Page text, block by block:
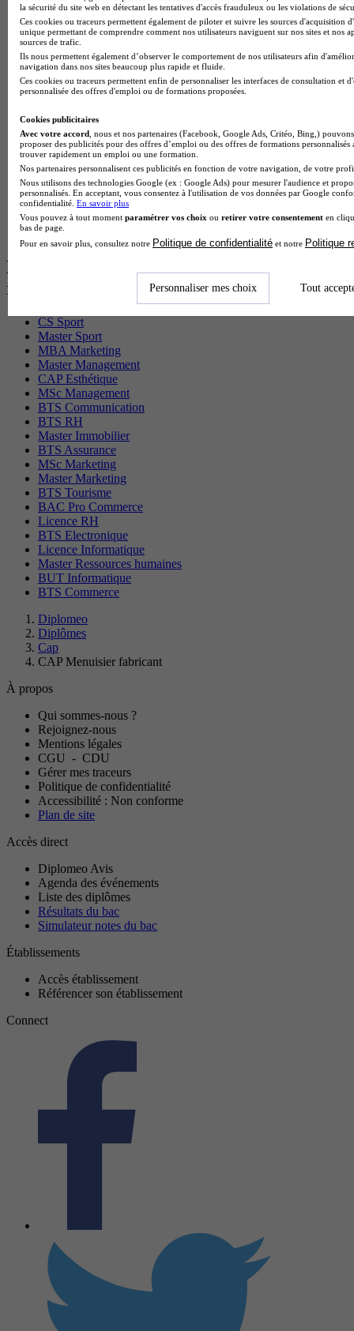
BTS Pi en alternance
BTS Sp3s en alternance
Master CCA en alternance
BTS Ndrc en alternance
BTS Sam en alternance
Cap Fleuriste en alternance
BTS Sio en alternance
BTS Gpme en alternance
Cap Electricien en alternance
BTS Gpn en alternance
BTS Domotique en alternance
BAC Pro Agora en alternance
BTS Sta en alternance
BTS Iris en alternance
BTS Tpl en alternance
BTS Ati en alternance
Les diplômes par filière les plus
recherchés
CS Sport
Master Sport
MBA Marketing
Master Management
CAP Esthétique
MSc Management
BTS Communication
BTS RH
Master Immobilier
BTS Assurance
MSc Marketing
Master Marketing
BTS Tourisme
BAC Pro Commerce
Licence RH
BTS Electronique
Licence Informatique
Master Ressources humaines
BUT Informatique
BTS Commerce
Diplomeo
Diplômes
Cap
CAP Menuisier fabricant
À propos
Qui sommes-nous ?
Rejoignez-nous
Mentions légales
CGU - CDU
Gérer mes traceurs
Politique de confidentialité
Accessibilité : Non conforme
Plan de site
Accès direct
Diplomeo Avis
Agenda des événements
Liste des diplômes
Résultats du bac
Simulateur notes du bac
Établissements
Accès établissement
Référencer son établissement
Connect
la sécurité du site web en détectant les tentatives d'accès frauduleux ou les violations de
Ces cookies ou traceurs permettent également de piloter et suivre les sources d'acquisition
unique permettant de comprendre comment nos utilisateurs naviguent sur nos sites et nos
sources de trafic.
Ils nous permettent également d’observer le comportement de nos utilisateurs afin
navigation dans nos sites beaucoup plus rapide et fluide.
Ces cookies ou traceurs permettent enfin de personnaliser les interfaces de consultation et
personnalisée des offres d'emploi ou de formations proposées.
Cookies publicitaires
Avec votre accord , nous et nos partenaires (Facebook, Google Ads, Critéo, Bing,)
proposer des publicités pour des offres d’emploi ou des offres de formations
trouver rapidement un emploi ou une formation.
Nos partenaires personnalisent ces publicités en fonction de votre navigation, de votre
Nous utilisons des technologies Google (ex : Google Ads) pour mesurer l'audience et
personnalisés. En acceptant, vous consentez à l'utilisation de vos données par Google
confidentialité. En savoir plus
Vous pouvez à tout moment paramétrer vos choix ou retirer votre consentement en
bas de page.
Pour en savoir plus, consultez notre Politique de confidentialité et notre Politique
Personnaliser mes choix Tout